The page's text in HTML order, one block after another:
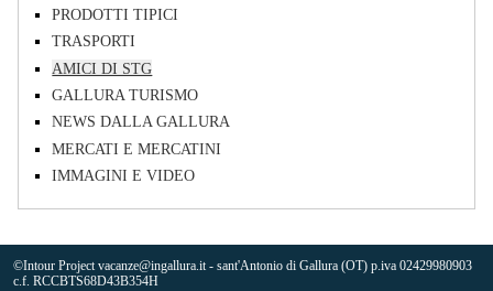
PRODOTTI TIPICI
TRASPORTI
AMICI DI STG
GALLURA TURISMO
NEWS DALLA GALLURA
MERCATI E MERCATINI
IMMAGINI E VIDEO
©Intour Project vacanze@ingallura.it - sant'Antonio di Gallura (OT) p.iva 02429980903
c.f. RCCBTS68D43B354H